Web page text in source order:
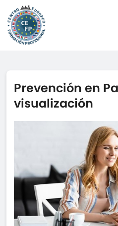
Prevención en
visualización